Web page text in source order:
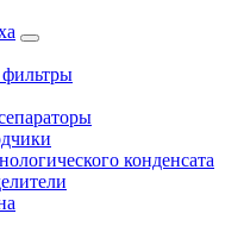
конденсата